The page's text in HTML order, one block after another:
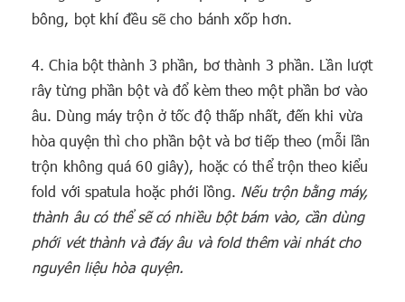
bông, bọt khí đều sẽ cho bánh xốp hơn.
4. Chia bột thành 3 phần, bơ thành 3 phần. Lần lượt
rây từng phần bột và đổ kèm theo một phần bơ vào
âu. Dùng máy trộn ở tốc độ thấp nhất, đến khi vừa
hòa quyện thì cho phần bột và bơ tiếp theo (mỗi lần
trộn không quá 60 giây), hoặc có thể trộn theo kiểu
fold với spatula hoặc phới lồng. Nếu trộn bằng máy,
thành âu có thể sẽ có nhiều bột bám vào, cần dùng
phới vét thành và đáy âu và fold thêm vài nhát cho
nguyên liệu hòa quyện.